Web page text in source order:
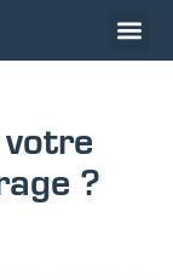
?